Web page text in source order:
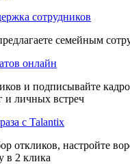
сотрудников
семейным
онлайн
и подписывайте
и личных встреч
с Talantix
откликов, настройте
в 2 клика